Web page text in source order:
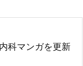
科マンガを更新